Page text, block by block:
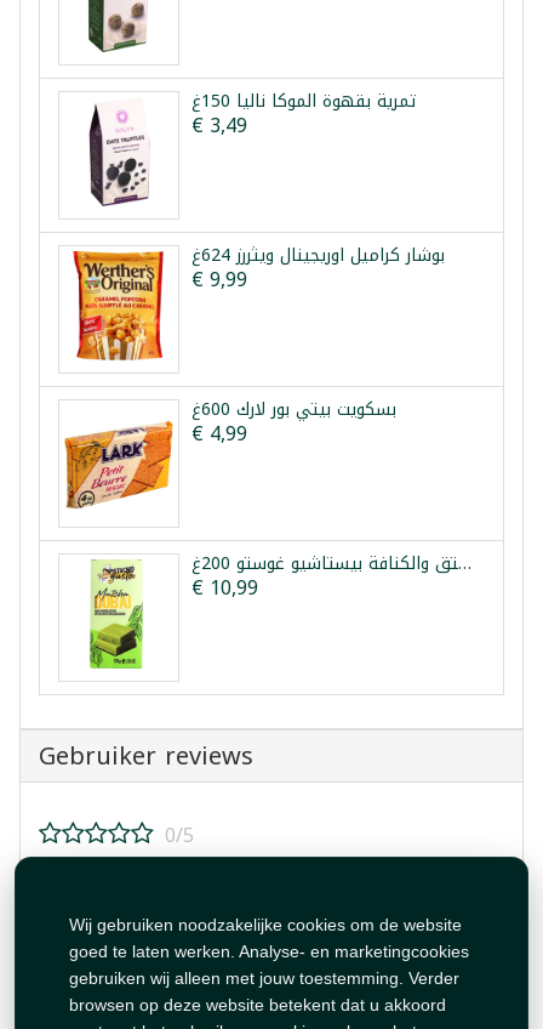
Wij gebruiken noodzakelijke cookies om de website
goed te laten werken. Analyse- en marketingcookies
gebruiken wij alleen met jouw toestemming. Verder
browsen op deze website betekent dat u akkoord
تمرية بقهوة الموكا نالیا 150غ
€ 3,49
بوشار كراميل اوريجينال ويثررز 624غ
€ 9,99
بسكويت بيتي بور لارك 600غ
€ 4,99
شوكولا دبي ماتشا بالفستق والكنافة بيستاشيو غوستو 200غ
€ 10,99
Gebruiker reviews
0/5